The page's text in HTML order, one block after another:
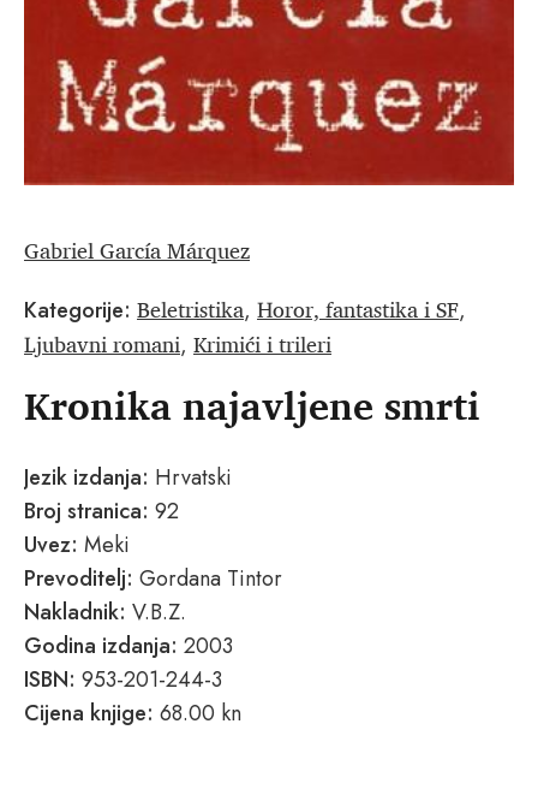
Gabriel García Márquez
Kategorije: Beletristika, Horor, fantastika i SF,
Ljubavni romani, Krimići i trileri
Kronika najavljene smrti
Jezik izdanja: Hrvatski
Broj stranica: 92
Uvez: Meki
Prevoditelj: Gordana Tintor
Nakladnik: V.B.Z.
Godina izdanja: 2003
ISBN: 953-201-244-3
Cijena knjige: 68.00 kn